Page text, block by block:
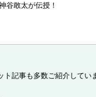
谷敢太が伝授！
記事も多数ご紹介してい